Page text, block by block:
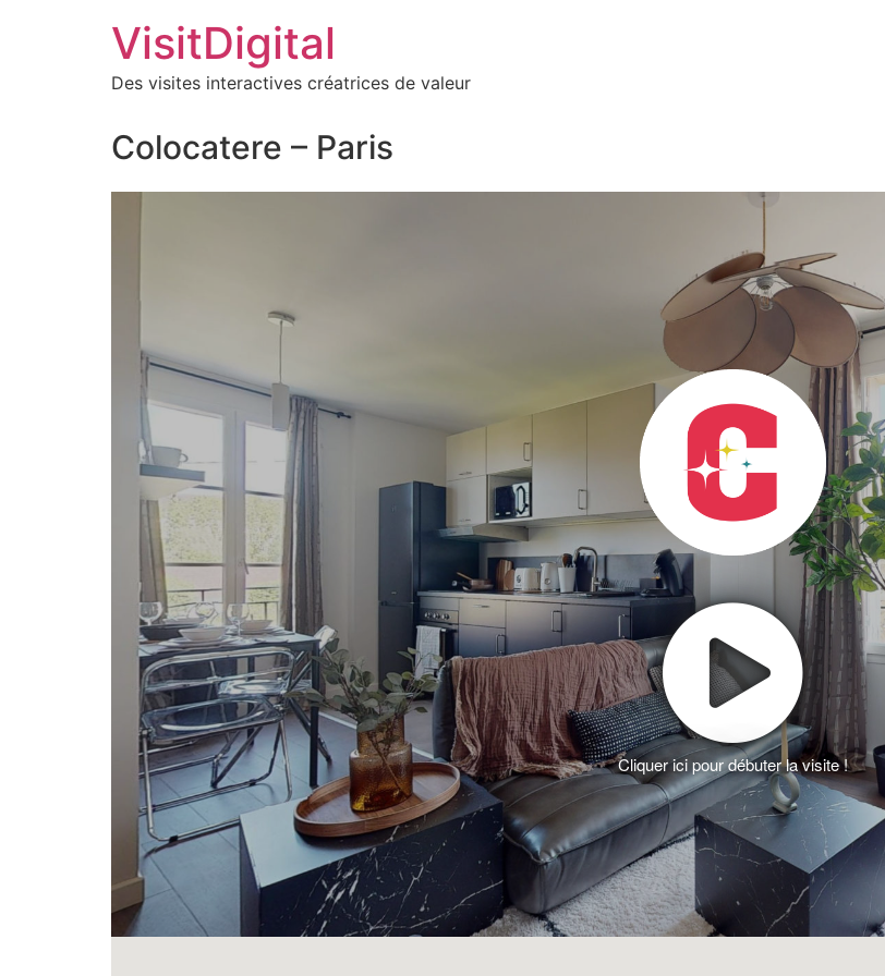
VisitDigital
Des visites interactives créatrices de valeur
Colocatere – Paris
Cliquer ici pour débuter la visite !